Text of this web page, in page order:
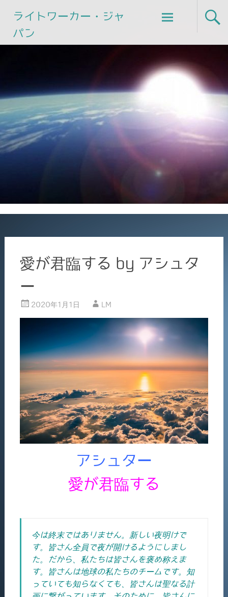
ライトワーカー・ジャ
パン
Skip
to
愛が君臨する by アシュタ
ー
2020年1月1日 LM
アシュター
愛が君臨する
今は終末ではありません。新しい夜明けで
す。皆さん全員で夜が開けるようにしまし
た。だから、私たちは皆さんを褒め称えま
す。皆さんは地球の私たちのチームです。知
っていても知らなくても、皆さんは聖なる計